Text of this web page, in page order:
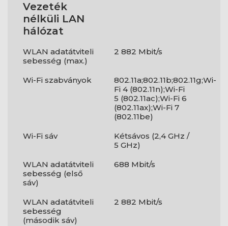
Vezeték
nélküli LAN
hálózat
WLAN adatátviteli
sebesség (max.)
2 882 Mbit/s
Wi-Fi szabványok
802.11a;802.11b;802.11g;Wi-
Fi 4 (802.11n);Wi-Fi
5 (802.11ac);Wi-Fi 6
(802.11ax);Wi-Fi 7
(802.11be)
Wi-Fi sáv
Kétsávos (2,4 GHz /
5 GHz)
WLAN adatátviteli
sebesség (első
sáv)
688 Mbit/s
WLAN adatátviteli
sebesség
(második sáv)
2 882 Mbit/s